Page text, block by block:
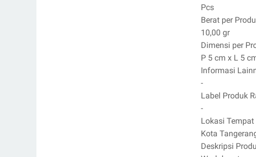
Pcs
Berat per
10,00 gr
Dimensi per
P 5 cm x L 5
Informasi
-
Label Produk
-
Lokasi Tempat
Kota
Deskripsi